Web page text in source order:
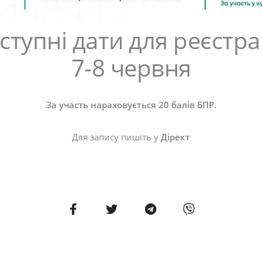
дати для
7-8 червня
За участь нараховується 20 балів БПР.
Для запису пишіть у Дірект